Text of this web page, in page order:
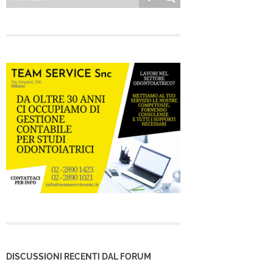
DISCUSSIONI RECENTI DAL FORUM